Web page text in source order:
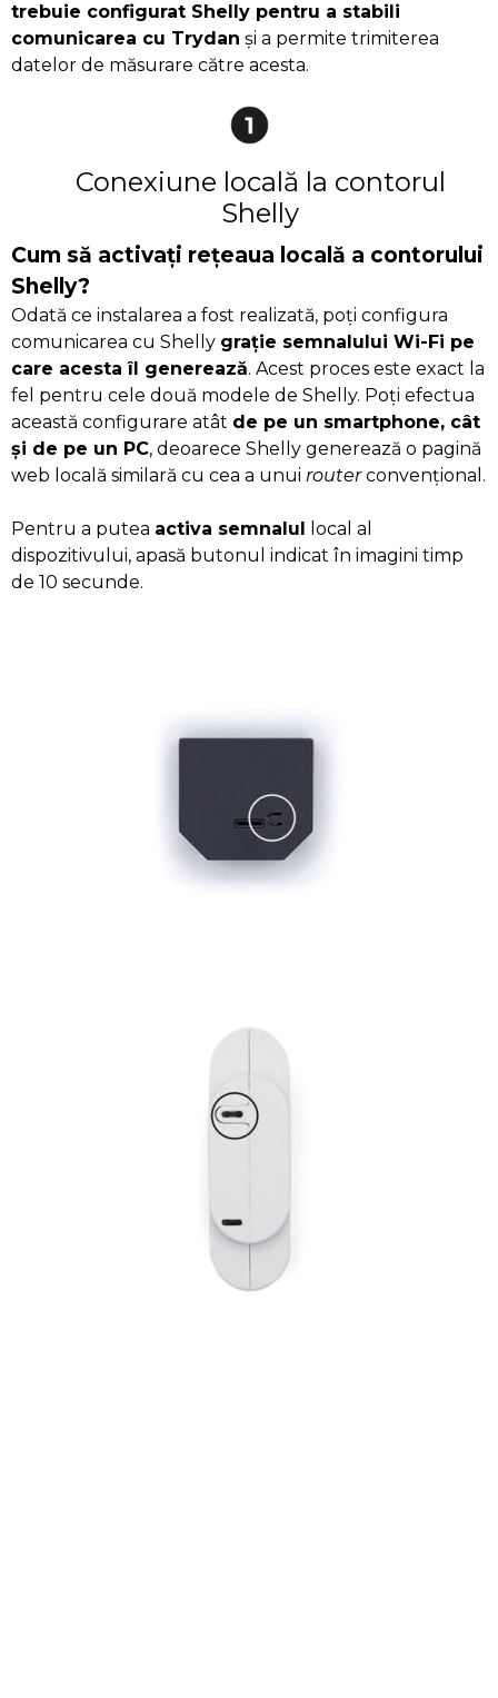
trebuie configurat Shelly pentru a stabili
comunicarea cu Trydan și a permite trimiterea
datelor de măsurare către acesta.
Conexiune locală la contorul
Shelly
Cum să activați rețeaua locală a contorului
Shelly?
Odată ce instalarea a fost realizată, poți configura
comunicarea cu Shelly grație semnalului Wi-Fi pe
care acesta îl generează. Acest proces este exact la
fel pentru cele două modele de Shelly. Poți efectua
această configurare atât de pe un smartphone, cât
și de pe un PC, deoarece Shelly generează o pagină
web locală similară cu cea a unui routerconvențional.
Pentru a putea activa semnalul
local al
dispozitivului, apasă butonul indicat în imagini timp
de 10 secunde.